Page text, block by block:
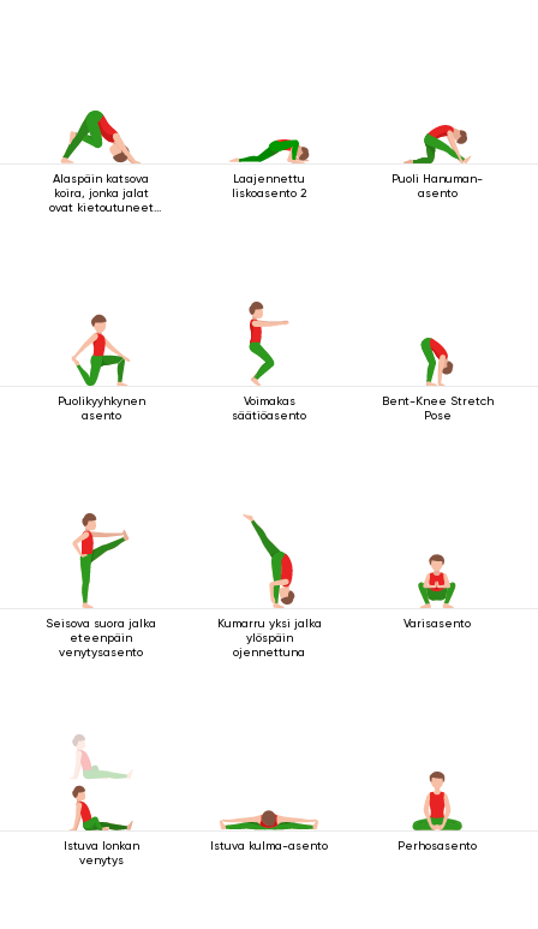
Alaspäin katsova
koira, jonka jalat
ovat kietoutuneet
Laajennettu
liskoasento 2
Puoli Hanuman-
asento
Puolikyyhkynen
asento
Voimakas
säätiöasento
Bent-Knee Stretch
Pose
Seisova suora jalka
eteenpäin
venytysasento
Kumarru yksi jalka
ylöspäin
ojennettuna
Varisasento
Istuva lonkan
venytys
Istuva kulma-asento Perhosasento